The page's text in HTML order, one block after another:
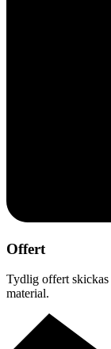
Offert
Tydlig offert skickas
material.